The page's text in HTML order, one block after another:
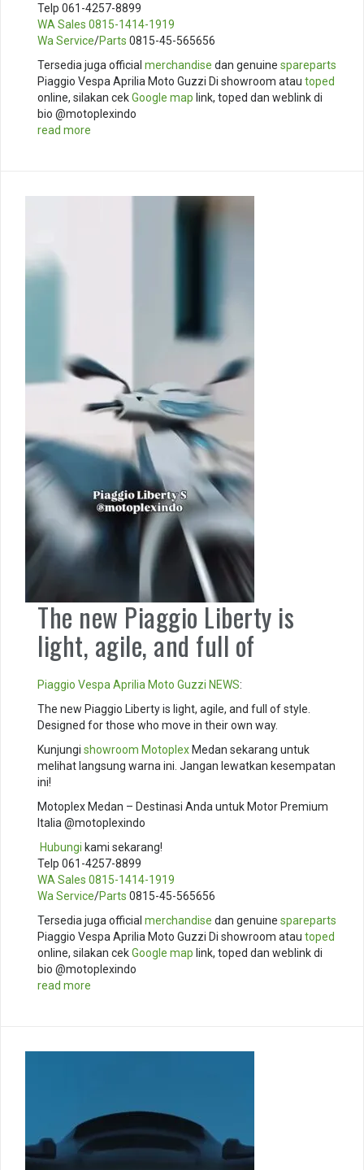
Telp 061-4257-8899
WA Sales 0815-1414-1919
Wa Service/Parts 0815-45-565656
Tersedia juga official merchandise dan genuine spareparts
Piaggio Vespa Aprilia Moto Guzzi Di showroom atau toped
online, silakan cekGoogle map link, toped dan weblink di
bio @motoplexindo
read more
The new Piaggio Liberty is
light, agile, and full of
Piaggio Vespa Aprilia Moto Guzzi NEWS:
The new Piaggio Liberty is light, agile, and full of style.
Designed for those who move in their own way.
Kunjungi showroom Motoplex Medan sekarang untuk
melihat langsung warna ini. Jangan lewatkan kesempatan
ini!
Motoplex Medan – Destinasi Anda untuk Motor Premium
Italia @motoplexindo
Hubungi kami sekarang!
Telp 061-4257-8899
WA Sales 0815-1414-1919
Wa Service/Parts 0815-45-565656
Tersedia juga official merchandise dan genuine spareparts
Piaggio Vespa Aprilia Moto Guzzi Di showroom atau toped
online, silakan cekGoogle map link, toped dan weblink di
bio @motoplexindo
read more